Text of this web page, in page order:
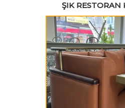
ŞIK RESTORAN